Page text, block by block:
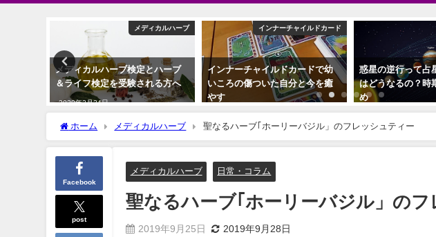
メディカルハーブ
メディカルハーブ検定とハーブ
＆ライフ検定を受験される方へ
2020年2月24日
インナーチャイルドカード
インナーチャイルドカードで幼
いころの傷ついた自分と今を癒
やす
惑星の逆行って占
はどうなるの？時
め
ホーム メディカルハーブ 聖なるハーブ｢ホーリーバジル」のフレッシュティー
Facebook
post
メディカルハーブ 日常・コラム
聖なるハーブ｢ホーリーバジル」の
2019年9月25日 2019年9月28日